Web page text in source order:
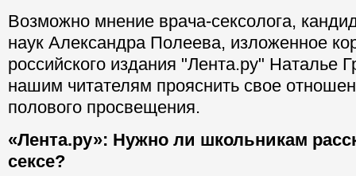
Возможно мнение врача-сексолога,
наук Александра Полеева, изложенное
российского издания "Лента.ру" Наталье
нашим читателям прояснить свое
полового просвещения.
«Лента.ру»: Нужно ли школьникам
сексе?